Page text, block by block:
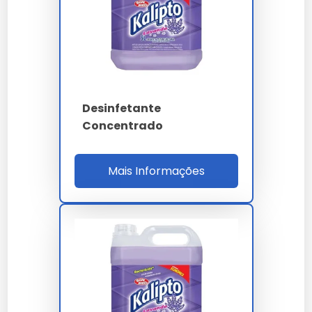
Qual Desinfetante Comprar:
Dicas e Recomendações
Desinfetantes Recomendados
O desinfetante coala é uma opção popular por sua
desinfetante hospitalar, consulte farmácias
Opções Econômicas e Eficazes
Comprar desinfetante de 5L é uma escolha
econômica para grandes consumos. Marcas como
desinfetante UAU oferecem boas opções para uso
Desinfetante
Concentrado
Mais Informações